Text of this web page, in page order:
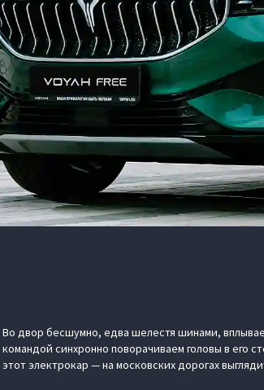
Во двор бесшумно, едва шелестя шинами,
командой синхронно поворачиваем головы в его
этот электрокар — на московских дорогах